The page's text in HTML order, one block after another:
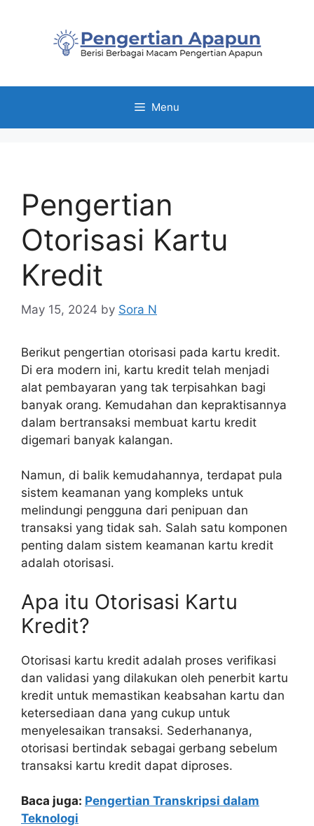
Menu
Pengertian
Otorisasi Kartu
Kredit
May 15, 2024 by Sora N
Berikut pengertian otorisasi pada kartu kredit.
Di era modern ini, kartu kredit telah menjadi
alat pembayaran yang tak terpisahkan bagi
banyak orang. Kemudahan dan kepraktisannya
dalam bertransaksi membuat kartu kredit
digemari banyak kalangan.
Namun, di balik kemudahannya, terdapat pula
sistem keamanan yang kompleks untuk
melindungi pengguna dari penipuan dan
transaksi yang tidak sah. Salah satu komponen
penting dalam sistem keamanan kartu kredit
adalah otorisasi.
Apa itu Otorisasi Kartu
Kredit?
Otorisasi kartu kredit adalah proses verifikasi
dan validasi yang dilakukan oleh penerbit kartu
kredit untuk memastikan keabsahan kartu dan
ketersediaan dana yang cukup untuk
menyelesaikan transaksi. Sederhananya,
otorisasi bertindak sebagai gerbang sebelum
transaksi kartu kredit dapat diproses.
Baca juga: Pengertian Transkripsi dalam
Teknologi